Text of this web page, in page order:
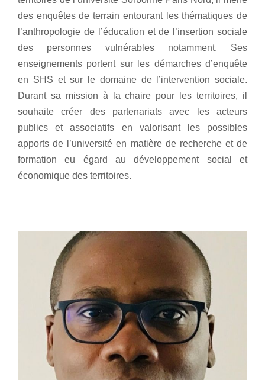
des enquêtes de terrain entourant les thématiques de
l’anthropologie de l’éducation et de l’insertion sociale
des personnes vulnérables notamment. Ses
enseignements portent sur les démarches d’enquête
en SHS et sur le domaine de l’intervention sociale.
Durant sa mission à la chaire pour les territoires, il
souhaite créer des partenariats avec les acteurs
publics et associatifs en valorisant les possibles
apports de l’université en matière de recherche et de
formation eu égard au développement social et
économique des territoires.